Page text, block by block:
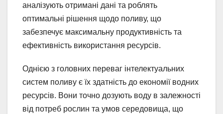
аналізують отримані дані та роблять
оптимальні рішення щодо поливу, що
забезпечує максимальну продуктивність та
ефективність використання ресурсів.
Однією з головних переваг інтелектуальних
систем поливу є їх здатність до економії водних
ресурсів. Вони точно дозують воду в залежності
від потреб рослин та умов середовища, що